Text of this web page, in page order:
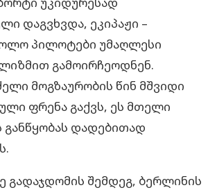
დაგვხვდა, ეკიპაჟი –
პილოტები უმაღლესი
გამოირჩეოდნენ.
მოგზაურობის წინ მშვიდი
ფრენა გაქვს, ეს მთელი
განწყობას დადებითად
გადაჯდომის შემდეგ, ბერლინის